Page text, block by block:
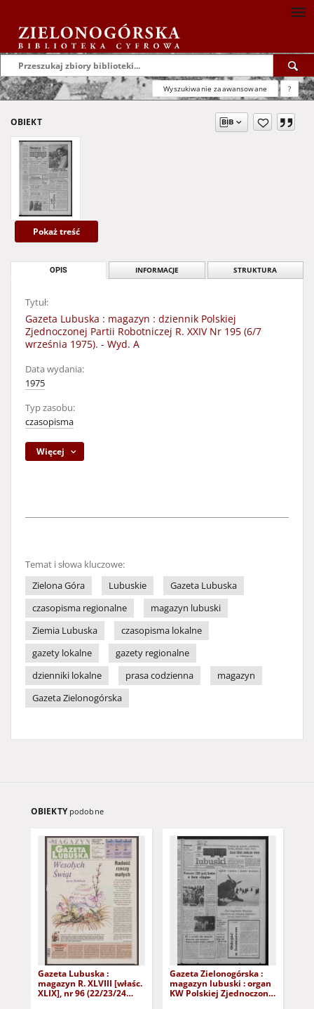
Wyszukiwanie zaawansowane ?
OBIEKT
Pokaż treść
OPIS INFORMACJE STRUKTURA
Tytuł:
Gazeta Lubuska : magazyn : dziennik Polskiej
Zjednoczonej Partii Robotniczej R. XXIV Nr 195 (6/7
września 1975). - Wyd. A
Data wydania:
1975
Typ zasobu:
czasopisma
Więcej
Temat i słowa kluczowe:
Zielona Góra
Lubuskie
Gazeta Lubuska
czasopisma regionalne
magazyn lubuski
Ziemia Lubuska
czasopisma lokalne
gazety lokalne
gazety regionalne
dzienniki lokalne
prasa codzienna
magazyn
Gazeta Zielonogórska
OBIEKTY podobne
Gazeta Lubuska :
magazyn R. XLVIII [właśc.
XLIX], nr 96 (22/23/24
Gazeta Zielonogórska :
magazyn lubuski : organ
KW Polskiej Zjednoczonej